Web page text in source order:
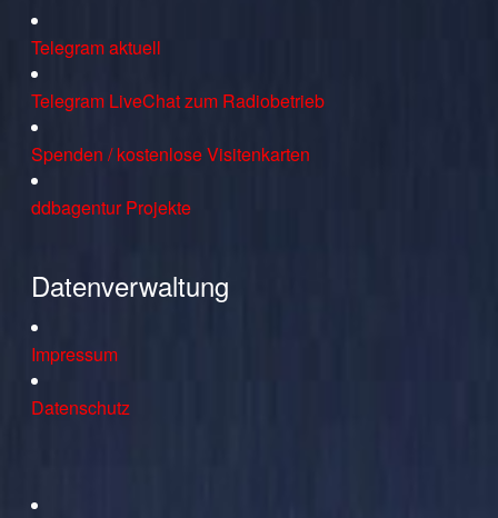
Telegram aktuell
Telegram LiveChat zum Radiobetrieb
Spenden / kostenlose Visitenkarten
ddbagentur Projekte
Datenverwaltung
Impressum
Datenschutz